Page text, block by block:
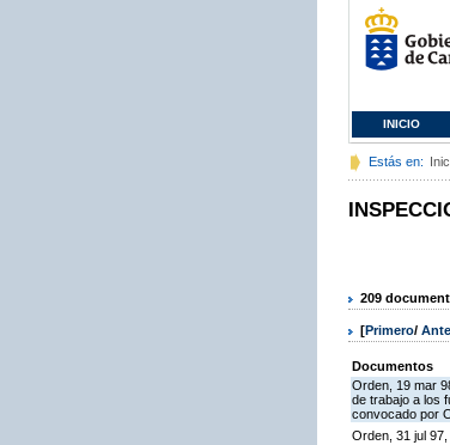
INICIO
Estás en:
209
[Primero/
Documentos
Orden, 19 mar
de trabajo a los
convocado por
Orden, 31 jul